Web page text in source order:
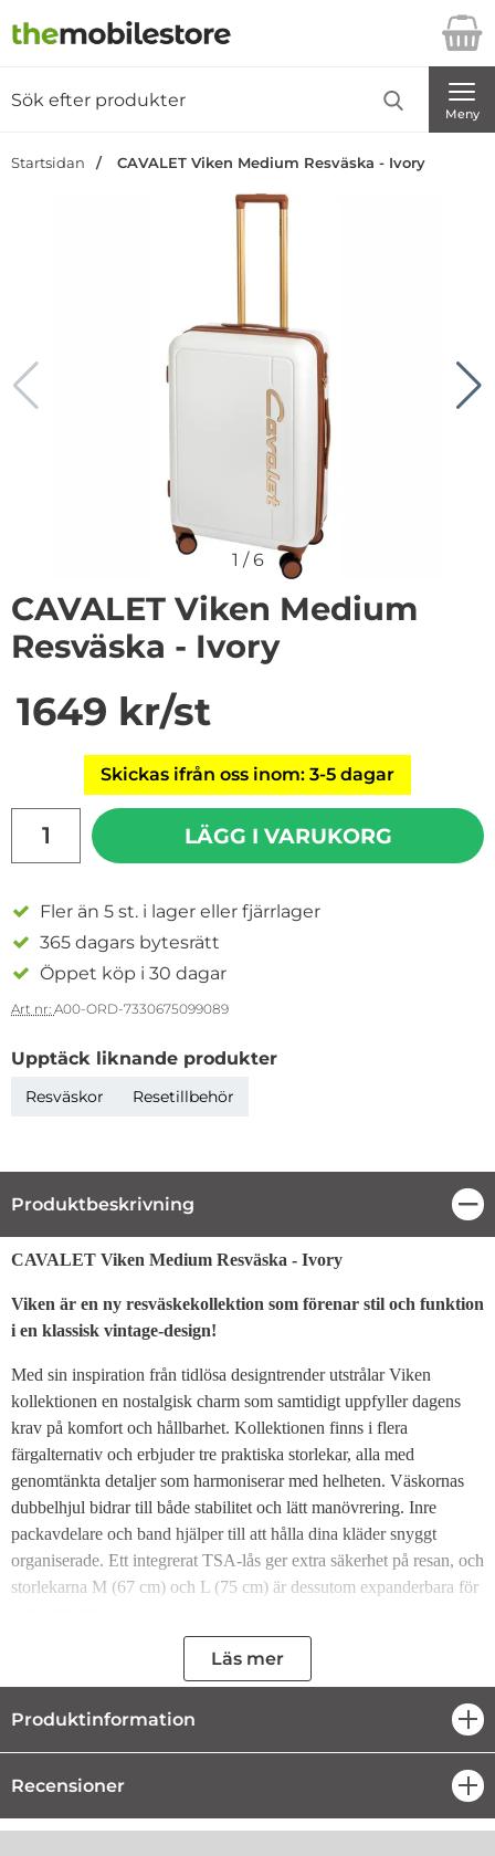
Startsidan för Danira Telecom AB
Meny
Startsidan CAVALET Viken Medium Resväska - Ivory
1 /6
CAVALET Viken Medium
Resväska - Ivory
pris
1649 kr/st
Skickas ifrån oss inom: 3-5 dagar
LÄGG I VARUKORG
Fler än 5 st. i lager eller fjärrlager
365 dagars bytesrätt
Öppet köp i 30 dagar
Art nr: A00-ORD-7330675099089
Upptäck liknande produkter
Resväskor Resetillbehör
Produktbeskrivning
Produktbeskrivning
CAVALET Viken Medium Resväska - Ivory
Viken är en ny resväskekollektion som förenar stil och funktion
i en klassisk vintage-design!
Med sin inspiration från tidlösa designtrender utstrålar Viken
kollektionen en nostalgisk charm som samtidigt uppfyller dagens
krav på komfort och hållbarhet. Kollektionen finns i flera
färgalternativ och erbjuder tre praktiska storlekar, alla med
genomtänkta detaljer som harmoniserar med helheten. Väskornas
dubbelhjul bidrar till både stabilitet och lätt manövrering. Inre
packavdelare och band hjälper till att hålla dina kläder snyggt
organiserade. Ett integrerat TSA-lås ger extra säkerhet på resan, och
storlekarna M (67 cm) och L (75 cm) är dessutom expanderbara för
Förhöj din resestil med Viken – en klassisk design som aldrig går ur
tiden!
Specifikationer:
Inbyggt TSA-lås
Mått: 67 x 45 x 26-30 cm
Läs mer
Produktinformation
Recensioner